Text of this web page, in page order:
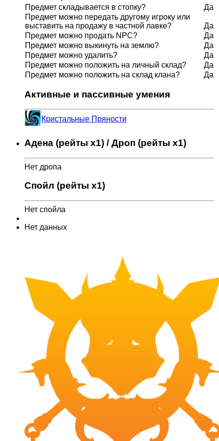
Предмет складывается в стопку?
Да
Предмет можно передать другому игроку или
выставить на продажу в частной лавке?
Да
Предмет можно продать NPC?
Да
Предмет можно выкинуть на землю?
Да
Предмет можно удалить?
Да
Предмет можно положить на личный склад?
Да
Предмет можно положить на склад клана?
Да
Активные и пассивные умения
Кристальные Пряности
Адена (рейты x1) / Дроп (рейты x1)
Нет дропа
Спойл (рейты x1)
Нет спойла
Нет данных